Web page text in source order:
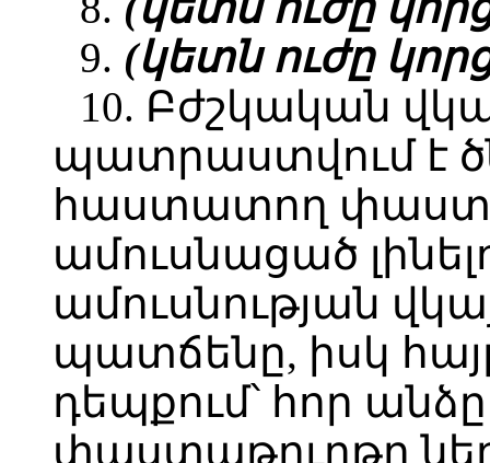
9. (կետն ուժը
10. Բժշկական
պատրաստվում է
հաստատող
ամուսնացած
ամուսնության
պատճենը, իսկ
դեպքում՝ հոր
փաստաթուղթը